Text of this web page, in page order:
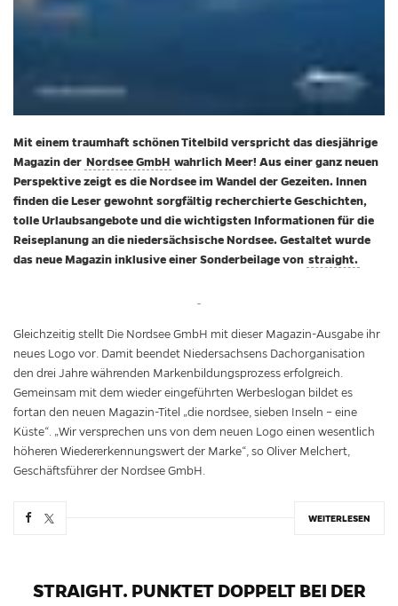
Mit einem traumhaft schönen Titelbild verspricht das diesjährige
Magazin der Nordsee GmbH wahrlich Meer! Aus einer ganz neuen
Perspektive zeigt es die Nordsee im Wandel der Gezeiten. Innen
finden die Leser gewohnt sorgfältig recherchierte Geschichten,
tolle Urlaubsangebote und die wichtigsten Informationen für die
Reiseplanung an die niedersächsische Nordsee. Gestaltet wurde
das neue Magazin inklusive einer Sonderbeilage von straight.
Gleichzeitig stellt Die Nordsee GmbH mit dieser Magazin-Ausgabe ihr
neues Logo vor. Damit beendet Niedersachsens Dachorganisation
den drei Jahre währenden Markenbildungsprozess erfolgreich.
Gemeinsam mit dem wieder eingeführten Werbeslogan bildet es
fortan den neuen Magazin-Titel „die nordsee, sieben Inseln – eine
Küste“. „Wir versprechen uns von dem neuen Logo einen wesentlich
höheren Wiedererkennungswert der Marke“, so Oliver Melchert,
Geschäftsführer der Nordsee GmbH.
WEITERLESEN
STRAIGHT. PUNKTET DOPPELT BEI DER